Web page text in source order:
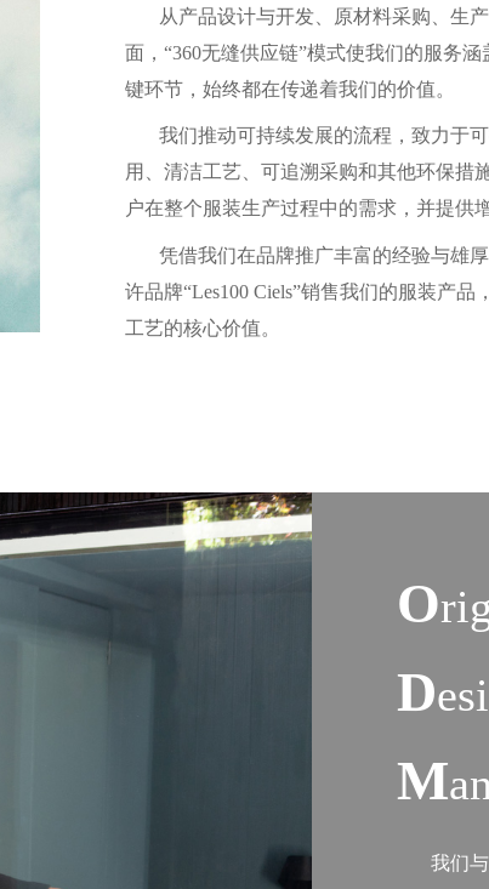
从产品设计与开发、原材料采购、生
面，“360无缝供应链”模式使我们的服务
键环节，始终都在传递着我们的价值。
我们推动可持续发展的流程，致力于
用、清洁工艺、可追溯采购和其他环保措
户在整个服装生产过程中的需求，并提供
凭借我们在品牌推广丰富的经验与雄
许品牌“Les100 Ciels”销售我们的服装产
工艺的核心价值。
O
D
M
我们